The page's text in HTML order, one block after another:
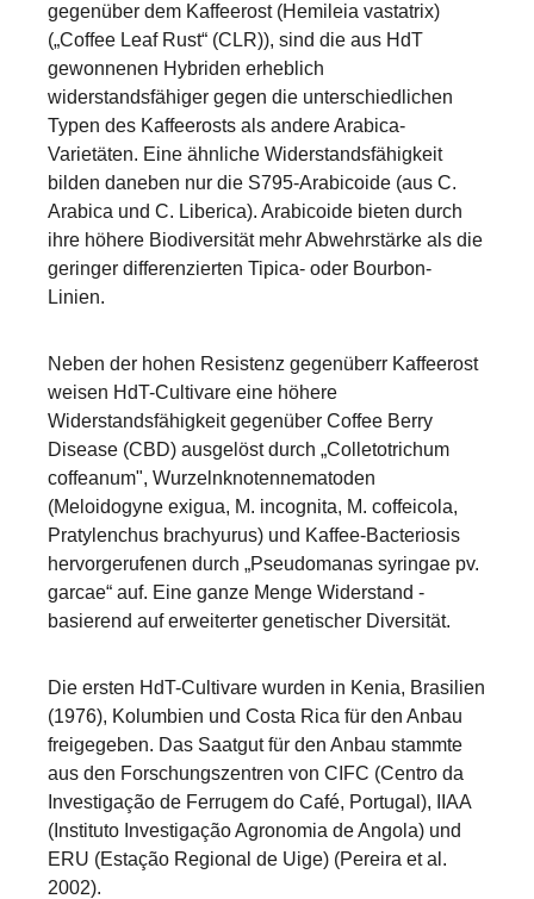
gegenüber dem Kaffeerost (Hemileia vastatrix)
(„Coffee Leaf Rust“ (CLR)), sind die aus HdT
gewonnenen Hybriden erheblich
widerstandsfähiger gegen die unterschiedlichen
Typen des Kaffeerosts als andere Arabica-
Varietäten. Eine ähnliche Widerstandsfähigkeit
bilden daneben nur die S795-Arabicoide (aus C.
Arabica und C. Liberica). Arabicoide bieten durch
ihre höhere Biodiversität mehr Abwehrstärke als die
geringer differenzierten Tipica- oder Bourbon-
Linien.
Neben der hohen Resistenz gegenüberr Kaffeerost
weisen HdT-Cultivare eine höhere
Widerstandsfähigkeit gegenüber Coffee Berry
Disease (CBD) ausgelöst durch „Colletotrichum
coffeanum", Wurzelnknotennematoden
(Meloidogyne exigua, M. incognita, M. coffeicola,
Pratylenchus brachyurus) und Kaffee-Bacteriosis
hervorgerufenen durch „Pseudomanas syringae pv.
garcae“ auf. Eine ganze Menge Widerstand -
basierend auf erweiterter genetischer Diversität.
Die ersten HdT-Cultivare wurden in Kenia, Brasilien
(1976), Kolumbien und Costa Rica für den Anbau
freigegeben. Das Saatgut für den Anbau stammte
aus den Forschungszentren von CIFC (Centro da
Investigação de Ferrugem do Café, Portugal), IIAA
(Instituto Investigação Agronomia de Angola) und
ERU (Estação Regional de Uige) (Pereira et al.
2002).